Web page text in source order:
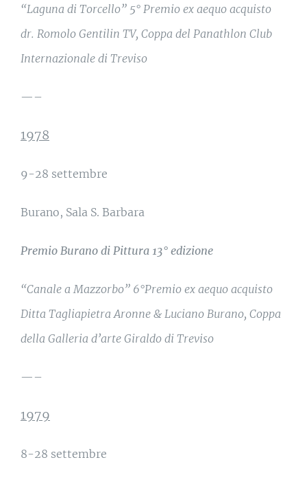
“Laguna di Torcello” 5° Premio ex aequo acquisto
dr. Romolo Gentilin TV, Coppa del Panathlon Club
Internazionale di Treviso
—–
1978
9-28 settembre
Burano, Sala S. Barbara
Premio Burano di Pittura 13° edizione
“Canale a Mazzorbo” 6°Premio ex aequo acquisto
Ditta Tagliapietra Aronne & Luciano Burano, Coppa
della Galleria d’arte Giraldo di Treviso
—–
1979
8-28 settembre